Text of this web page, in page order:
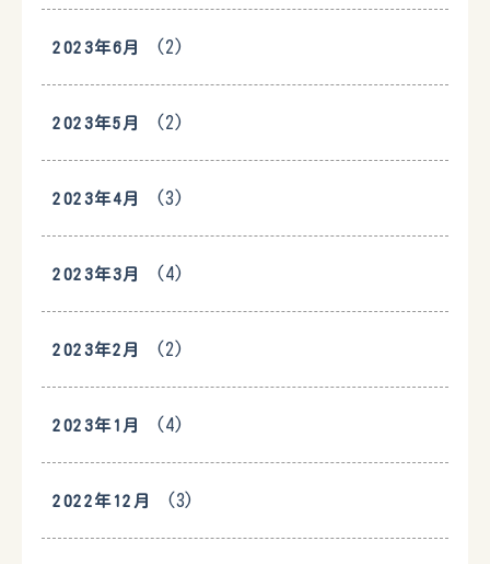
2023年6月 (2)
2023年5月 (2)
2023年4月 (3)
2023年3月 (4)
2023年2月 (2)
2023年1月 (4)
2022年12月 (3)